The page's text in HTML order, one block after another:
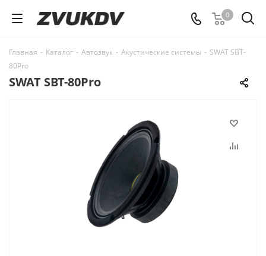
0
Главная - Каталог - Автозвук - Акустические системы - SWAT SBT-
80Pro
SWAT SBT-80Pro